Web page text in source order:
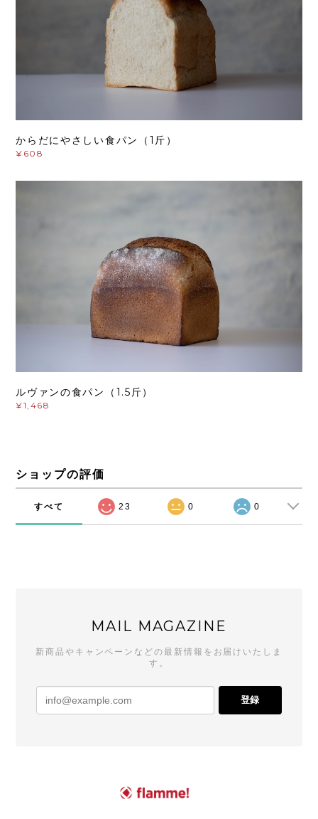
からだにやさしい食パン（1斤）
¥608
ルヴァンの食パン（1.5斤）
¥1,468
ショップの評価
すべて 23 0 0
MAIL MAGAZINE
新商品やキャンペーンなどの最新情報をお届けいたしま
す。
登録